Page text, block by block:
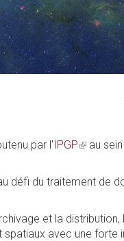
par l'IPGP(link
external)
au
défi du traitement de
et la
avec une forte